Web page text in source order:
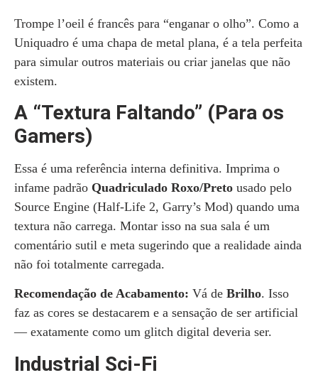
Trompe l’oeil é francês para “enganar o olho”. Como a
Uniquadro é uma chapa de metal plana, é a tela perfeita
para simular outros materiais ou criar janelas que não
existem.
A “Textura Faltando” (Para os
Gamers)
Essa é uma referência interna definitiva. Imprima o
infame padrão Quadriculado Roxo/Preto usado pelo
Source Engine (Half-Life 2, Garry’s Mod) quando uma
textura não carrega. Montar isso na sua sala é um
comentário sutil e meta sugerindo que a realidade ainda
não foi totalmente carregada.
Recomendação de Acabamento: Vá de Brilho. Isso
faz as cores se destacarem e a sensação de ser artificial
— exatamente como um glitch digital deveria ser.
Industrial Sci-Fi